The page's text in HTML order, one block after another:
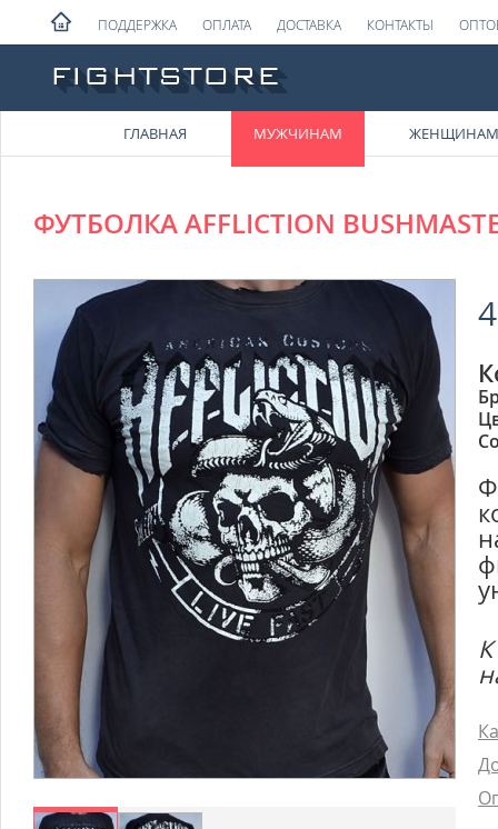
ПОДДЕРЖКА ОПЛАТА ДОСТАВКА КОНТАКТЫ
ГЛАВНАЯ МУЖЧИНАМ ЖЕНЩИНАМ
ФУТБОЛКА AFFLICTION